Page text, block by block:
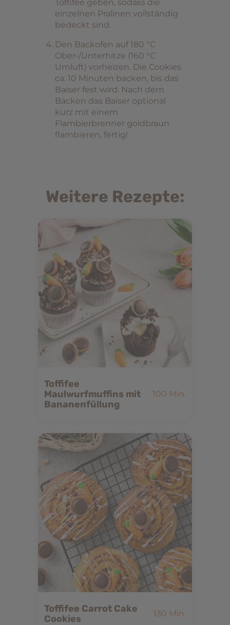
Toffifee geben, sodass die
einzelnen Pralinen vollständig
bedeckt sind.
Den Backofen auf 180 °C
Ober-/Unterhitze (160 °C
Umluft) vorheizen. Die Cookies
ca. 10 Minuten backen, bis das
Baiser fest wird. Nach dem
Backen das Baiser optional
kurz mit einem
Flambierbrenner goldbraun
flambieren, fertig!
Weitere Rezepte:
Toffifee
Maulwurfmuffins mit
Bananenfüllung
100 Min.
Toffifee Carrot Cake
Cookies
130 Min.